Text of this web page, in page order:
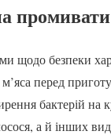
промивати
щодо безпеки
перед
бактерій на
а й інших